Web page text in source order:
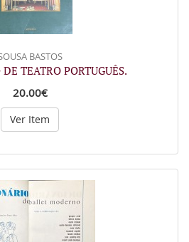
BASTOS
TEATRO PORTUGUÊS.
20.00€
Ver Item